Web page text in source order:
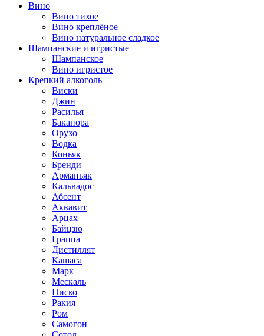
Вино
Вино тихое
Вино креплёное
Вино натуральное сладкое
Шампанские и игристые
Шампанское
Вино игристое
Крепкий алкоголь
Виски
Джин
Расилья
Баканора
Орухо
Водка
Коньяк
Бренди
Арманьяк
Кальвадос
Абсент
Аквавит
Арцах
Байцзю
Граппа
Дистиллят
Кашаса
Марк
Мескаль
Писко
Ракия
Ром
Самогон